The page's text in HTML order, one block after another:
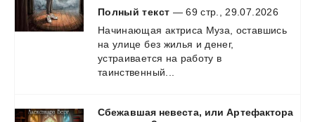
Полный текст — 69 стр., 29.07.2026
Начинающая актриса Муза, оставшись
на улице без жилья и денег,
устраивается на работу в
таинственный...
Сбежавшая невеста, или Артефактора